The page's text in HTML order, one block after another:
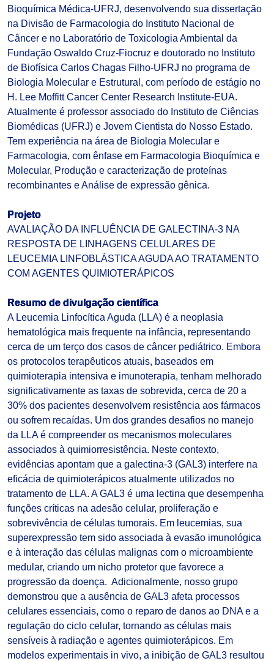
Bioquímica Médica-UFRJ, desenvolvendo sua dissertação
na Divisão de Farmacologia do Instituto Nacional de
Câncer e no Laboratório de Toxicologia Ambiental da
Fundação Oswaldo Cruz-Fiocruz e doutorado no Instituto
de Biofísica Carlos Chagas Filho-UFRJ no programa de
Biologia Molecular e Estrutural, com período de estágio no
H. Lee Moffitt Cancer Center Research Institute-EUA.
Atualmente é professor associado do Instituto de Ciências
Biomédicas (UFRJ) e Jovem Cientista do Nosso Estado.
Tem experiência na área de Biologia Molecular e
Farmacologia, com ênfase em Farmacologia Bioquímica e
Molecular, Produção e caracterização de proteínas
recombinantes e Análise de expressão gênica.
Projeto
AVALIAÇÃO DA INFLUÊNCIA DE GALECTINA-3 NA
RESPOSTA DE LINHAGENS CELULARES DE
LEUCEMIA LINFOBLÁSTICA AGUDA AO TRATAMENTO
COM AGENTES QUIMIOTERÁPICOS ​
Resumo de divulgação científica
A Leucemia Linfocítica Aguda (LLA) é a neoplasia
hematológica mais frequente na infância, representando
cerca de um terço dos casos de câncer pediátrico. Embora
os protocolos terapêuticos atuais, baseados em
quimioterapia intensiva e imunoterapia, tenham melhorado
significativamente as taxas de sobrevida, cerca de 20 a
30% dos pacientes desenvolvem resistência aos fármacos
ou sofrem recaídas. Um dos grandes desafios no manejo
da LLA é compreender os mecanismos moleculares
associados à quimiorresistência. Neste contexto,
evidências apontam que a galectina-3 (GAL3) interfere na
eficácia de quimioterápicos atualmente utilizados no
tratamento de LLA. A GAL3 é uma lectina que desempenha
funções críticas na adesão celular, proliferação e
sobrevivência de células tumorais. Em leucemias, sua
superexpressão tem sido associada à evasão imunológica
e à interação das células malignas com o microambiente
medular, criando um nicho protetor que favorece a
progressão da doença. ​ Adicionalmente, nosso grupo
demonstrou que a ausência de GAL3 afeta processos
celulares essenciais, como o reparo de danos ao DNA e a
regulação do ciclo celular, tornando as células mais
sensíveis à radiação e agentes quimioterápicos. Em
modelos experimentais in vivo, a inibição de GAL3 resultou